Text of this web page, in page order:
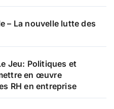
– La nouvelle lutte des
Jeu: Politiques et
en œuvre
RH en entreprise